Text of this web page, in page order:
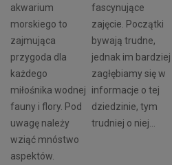
akwarium
morskiego to
zajmująca
przygoda dla
każdego
miłośnika wodnej
fauny i flory. Pod
uwagę należy
wziąć mnóstwo
aspektów.
fascynujące
zajęcie. Początki
bywają trudne,
jednak im bardziej
zagłębiamy się w
informacje o tej
dziedzinie, tym
trudniej o niej...